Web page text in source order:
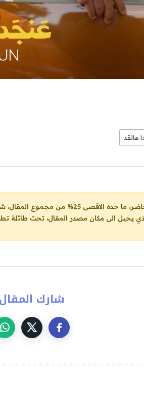
هالقد
شرط: ذكر اسم المؤلف والناشر ووضع رابط
يحيل الى مكان مصدر المقال، تحت طائلة
شارك المقال